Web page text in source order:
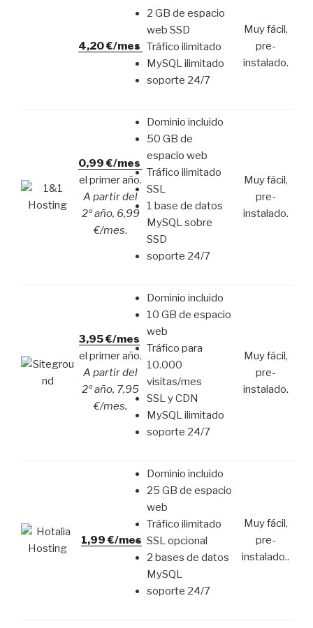
4,20 €/mes
2 GB de espacio
web SSD
Tráfico ilimitado
MySQL ilimitado
soporte 24/7
Muy fácil,
pre-
instalado.
0,99 €/mes
el primer año.
A partir del
2º año, 6,99
€/mes.
Dominio incluido
50 GB de
espacio web
Tráfico ilimitado
SSL
1 base de datos
MySQL sobre
SSD
soporte 24/7
Muy fácil,
pre-
instalado.
3,95 €/mes
el primer año.
A partir del
2º año, 7,95
€/mes.
Dominio incluido
10 GB de espacio
web
Tráfico para
10.000
visitas/mes
SSL y CDN
MySQL ilimitado
soporte 24/7
Muy fácil,
pre-
instalado.
1,99 €/mes
Dominio incluido
25 GB de espacio
web
Tráfico ilimitado
SSL opcional
2 bases de datos
MySQL
soporte 24/7
Muy fácil,
pre-
instalado..